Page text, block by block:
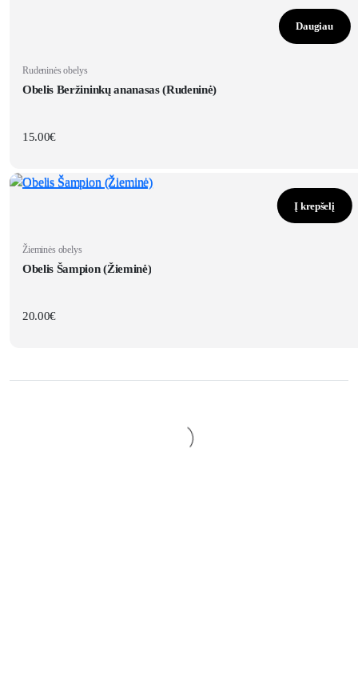
Daugiau
Rudeninės obelys
Obelis Beržininkų ananasas (Rudeninė)
15.00€
Į krepšelį
Žieminės obelys
Obelis Šampion (Žieminė)
20.00€